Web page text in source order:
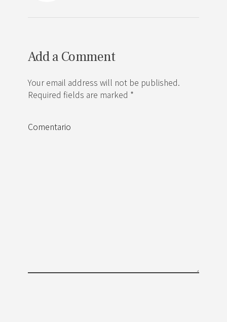
Add a Comment
Your email address will not be published.
Required fields are marked *
Comentario